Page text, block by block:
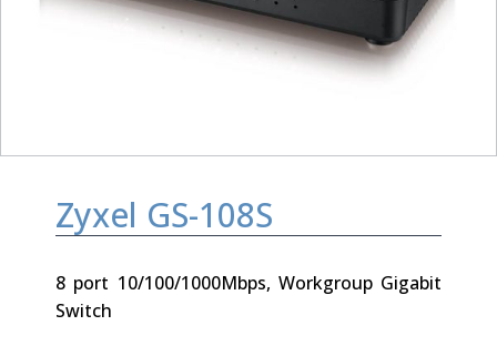
Zyxel GS-108S
8 port 10/100/1000Mbps, Workgroup Gigabit
Switch